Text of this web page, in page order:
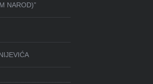
NAROD)”